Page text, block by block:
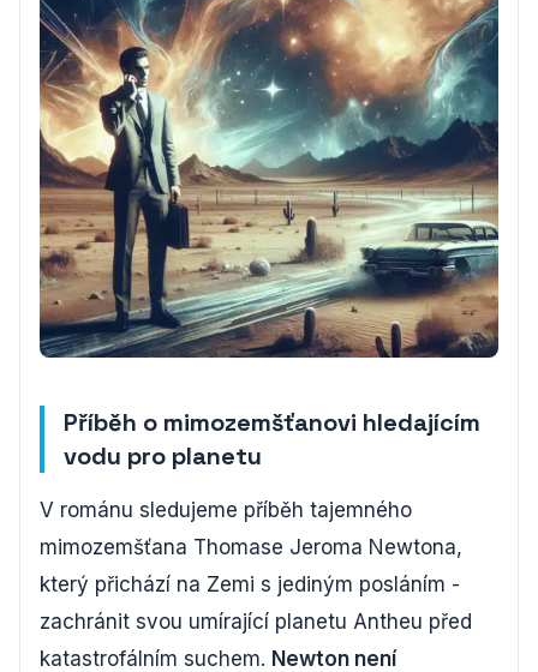
Příběh o mimozemšťanovi hledajícím
vodu pro planetu
V románu sledujeme příběh tajemného
mimozemšťana Thomase Jeroma Newtona,
který přichází na Zemi s jediným posláním -
zachránit svou umírající planetu Antheu před
katastrofálním suchem. Newton není